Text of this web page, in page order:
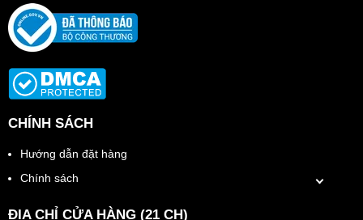
CHÍNH SÁCH
Hướng dẫn đặt hàng
Chính sách
ĐỊA CHỈ CỬA HÀNG (21 CH)